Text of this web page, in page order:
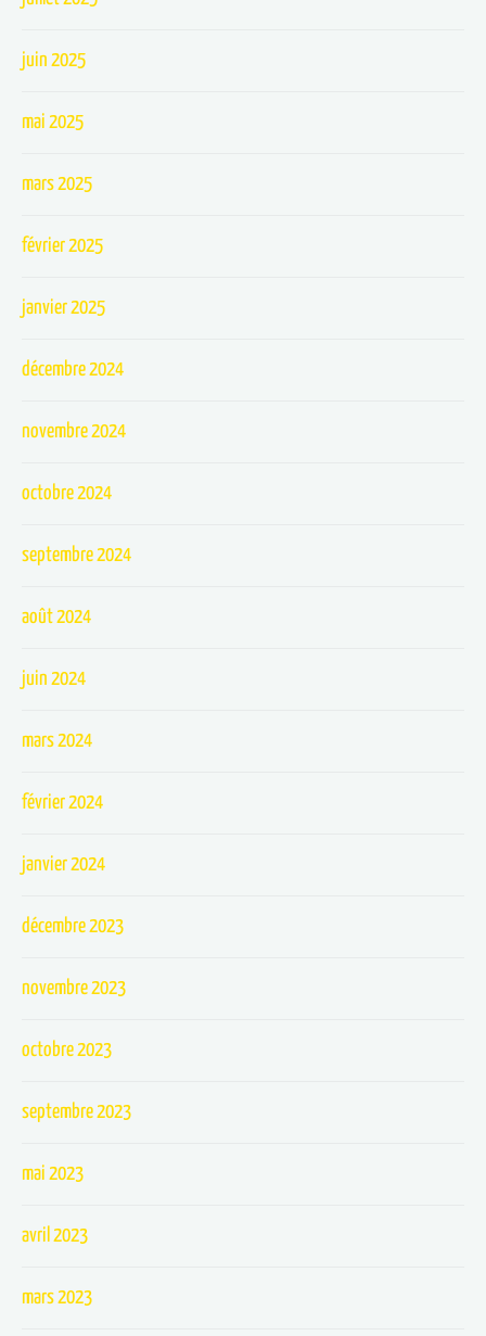
juin 2025
mai 2025
mars 2025
février 2025
janvier 2025
décembre 2024
novembre 2024
octobre 2024
septembre 2024
août 2024
juin 2024
mars 2024
février 2024
janvier 2024
décembre 2023
novembre 2023
octobre 2023
septembre 2023
mai 2023
avril 2023
mars 2023